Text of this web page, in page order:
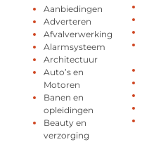
Aanbiedingen
Adverteren
Afvalverwerking
Alarmsysteem
Architectuur
Auto’s en
Motoren
Banen en
opleidingen
Beauty en
verzorging